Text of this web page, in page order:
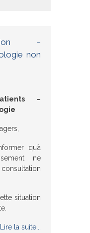
–
non
–
qu’à
ne
situation
Lire la suite...